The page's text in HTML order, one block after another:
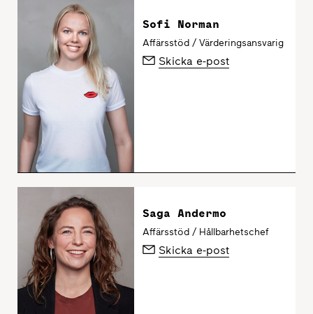
Sofi Norman
Affärsstöd / Värderingsansvarig
Skicka e-post
Saga Andermo
Affärsstöd / Hållbarhetschef
Skicka e-post